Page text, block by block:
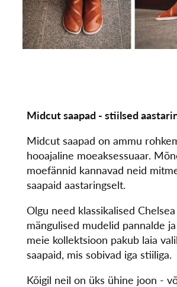
Midcut saapad - stiilsed
Midcut saapad on ammu
hooajaline moeaksessuaar.
moefännid kannavad neid
saapaid aastaringselt.
Olgu need klassikalised
mängulised mudelid pannalde
meie kollektsioon pakub laia
saapaid, mis sobivad iga stiiliga.
Kõigil neil on üks ühine joon -